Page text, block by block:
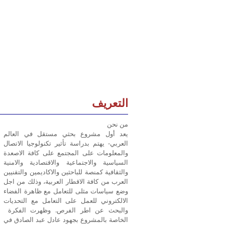
التعريف
من نحن
يعد أول مشروع بحثي مستقل في العالم
العربي- يهتم بدراسة تأثير تكنولوجيا الاتصال
والمعلومات على المجتمع على كافة الاصعدة
السياسية والاجتماعية والاقتصادية والامنية
والثقافية كمنصة للباحثين والاكاديمين والتقنيين
العرب من كافة الاقطار العربية، وذلك من اجل
وضع سياسات مثلى للتعامل مع ظاهرة الفضاء
الالكتروني للعمل على التعامل مع التحديات
والبحث عن اطر الفرص. وظهرت الفكرة
الخاصة بالمشروع بجهود عادل عبد الصادق في